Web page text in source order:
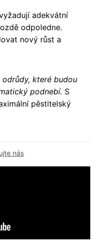
adekvátní
odpoledne.
nový růst a
které budou
podnebí. S
pěstitelský
nás